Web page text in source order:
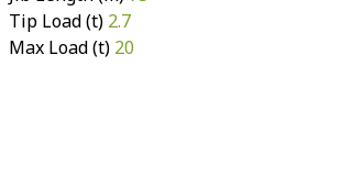
Tip Load (t) 2.7
Max Load (t) 20